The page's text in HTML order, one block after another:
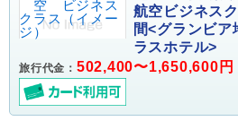
航空ビジネス
間<グランビア
ラスホテル>
旅行代金： 502,400〜1,650,600円